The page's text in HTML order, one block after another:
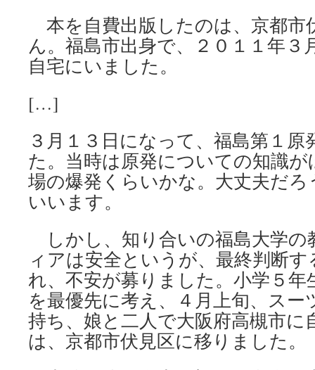
本を自費出版したのは、京都市
ん。福島市出身で、２０１１年３
自宅にいました。
[…]
３月１３日になって、福島第１
た。当時は原発についての知識
場の爆発くらいかな。大丈夫だ
いいます。
しかし、知り合いの福島大学の
ィアは安全というが、最終判断
れ、不安が募りました。小学５
を最優先に考え、４月上旬、ス
持ち、娘と二人で大阪府高槻市に
は、京都市伏見区に移りました。